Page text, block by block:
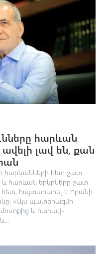
հարևան
լավ են, քան
հարևանների հետ շատ
և հարևան երկրները շատ
հայտարարել է Իրանի
«Այս պատերազմի
և հարավ-